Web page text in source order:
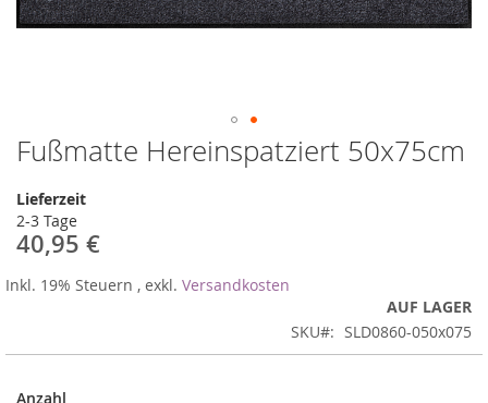
Fußmatte Hereinspatziert 50x75cm
Lieferzeit
2-3 Tage
40,95 €
Inkl. 19% Steuern , exkl. Versandkosten
AUF LAGER
SKU
SLD0860-050x075
Anzahl
Zum
Anfang
der
Bildergalerie
springen